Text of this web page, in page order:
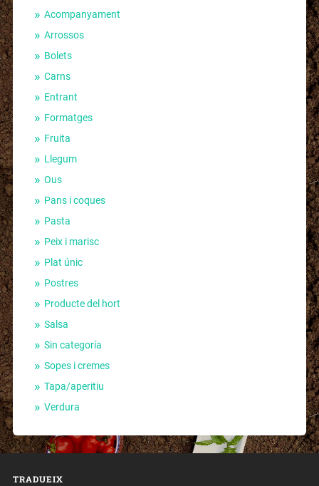
Acompanyament
Arrossos
Bolets
Carns
Entrant
Formatges
Fruita
Llegum
Ous
Pans i coques
Pasta
Peix i marisc
Plat únic
Postres
Producte del hort
Salsa
Sin categoría
Sopes i cremes
Tapa/aperitiu
Verdura
TRADUEIX